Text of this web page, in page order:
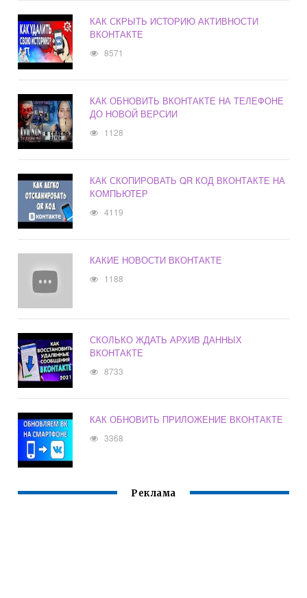
КАК СКРЫТЬ ИСТОРИЮ АКТИВНОСТИ
ВКОНТАКТЕ
8571
КАК ОБНОВИТЬ ВКОНТАКТЕ НА ТЕЛЕФОНЕ
ДО НОВОЙ ВЕРСИИ
1128
КАК СКОПИРОВАТЬ QR КОД ВКОНТАКТЕ НА
КОМПЬЮТЕР
4119
КАКИЕ НОВОСТИ ВКОНТАКТЕ
1188
СКОЛЬКО ЖДАТЬ АРХИВ ДАННЫХ
ВКОНТАКТЕ
8733
КАК ОБНОВИТЬ ПРИЛОЖЕНИЕ ВКОНТАКТЕ
3368
Реклама